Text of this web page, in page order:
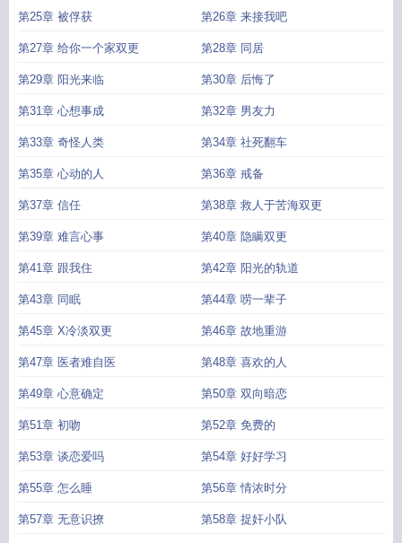
第25章 被俘获 第26章 来接我吧
第27章 给你一个家双更 第28章 同居
第29章 阳光来临 第30章 后悔了
第31章 心想事成 第32章 男友力
第33章 奇怪人类 第34章 社死翻车
第35章 心动的人 第36章 戒备
第37章 信任 第38章 救人于苦海双更
第39章 难言心事 第40章 隐瞒双更
第41章 跟我住 第42章 阳光的轨道
第43章 同眠 第44章 唠一辈子
第45章 X冷淡双更 第46章 故地重游
第47章 医者难自医 第48章 喜欢的人
第49章 心意确定 第50章 双向暗恋
第51章 初吻 第52章 免费的
第53章 谈恋爱吗 第54章 好好学习
第55章 怎么睡 第56章 情浓时分
第57章 无意识撩 第58章 捉奸小队